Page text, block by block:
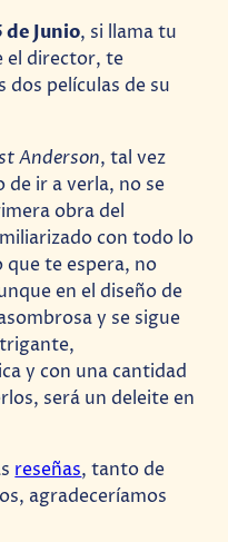
de Junio, si llama tu
el director, te
dos películas de su
Anderson, tal vez
de ir a verla, no se
obra del
con todo lo
que te espera, no
en el diseño de
y se sigue
y con una cantidad
será un deleite en
reseñas, tanto de
agradeceríamos